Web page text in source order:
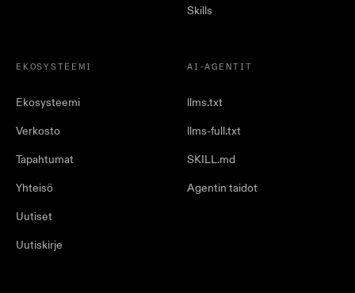
Skills
EKOSYSTEEMI
Ekosysteemi
Verkosto
Tapahtumat
Yhteisö
Uutiset
Uutiskirje
AI-AGENTIT
llms.txt
llms-full.txt
SKILL.md
Agentin taidot